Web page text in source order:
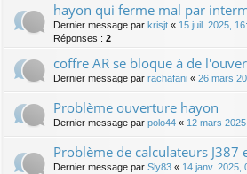
hayon qui ferme mal par
Dernier message par krisjt « 15 juil. 2025,
Réponses : 2
coffre AR se bloque à de
Dernier message par rachafani « 26 mars
Problème ouverture hayon
Dernier message par polo44 « 12 mars
Problème de calculateurs J387
Dernier message par Sly83 « 14 janv. 2025,